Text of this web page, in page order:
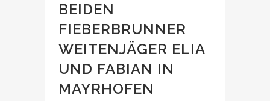
BEIDEN
FIEBERBRUNNER
WEITENJÄGER ELIA
UND FABIAN IN
MAYRHOFEN